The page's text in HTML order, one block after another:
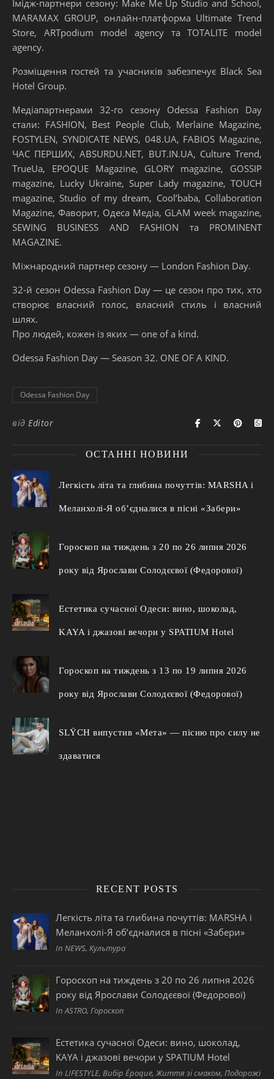
Імідж-партнери сезону: Make Me Up Studio and School,
MARAMAX GROUP, онлайн-платформа Ultimate Trend
Store, ARTpodium model agency та TOTALITE model
agency.
Розміщення гостей та учасників забезпечує Black Sea
Hotel Group.
Медіапартнерами 32-го сезону Odessa Fashion Day
стали: FASHION, Best People Club, Merlaine Magazine,
FOSTYLEN, SYNDICATE NEWS, 048.UA, FABIOS Magazine,
ЧАС ПЕРШИХ, ABSURDU.NET, BUT.IN.UA, Culture Trend,
TrueUa, EPOQUE Magazine, GLORY magazine, GOSSIP
magazine, Lucky Ukraine, Super Lady magazine, TOUCH
magazine, Studio of my dream, Cool’baba, Collaboration
Magazine, Фаворит, Одеса Медіа, GLAM week magazine,
SEWING BUSINESS AND FASHION та PROMINENT
MAGAZINE.
Міжнародний партнер сезону — London Fashion Day.
32-й сезон Odessa Fashion Day — це сезон про тих, хто
створює власний голос, власний стиль і власний
шлях.
Про людей, кожен із яких — one of a kind.
Odessa Fashion Day — Season 32. ONE OF A KIND.
Odessa Fashion Day
від Editor
ОСТАННІ НОВИНИ
Легкість літа та глибина почуттів: MARSHA і
Меланхолі-Я об’єдналися в пісні «Забери»
Гороскоп на тиждень з 20 по 26 липня 2026
року від Ярослави Солодєєвої (Федорової)
Естетика сучасної Одеси: вино, шоколад,
KAYA і джазові вечори у SPATIUM Hotel
Гороскоп на тиждень з 13 по 19 липня 2026
року від Ярослави Солодєєвої (Федорової)
SLŸCH випустив «Мета» — пісню про силу не
здаватися
RECENT POSTS
Легкість літа та глибина почуттів: MARSHA і
Меланхолі-Я об’єдналися в пісні «Забери»
In NEWS, Культура
Гороскоп на тиждень з 20 по 26 липня 2026
року від Ярослави Солодєєвої (Федорової)
In ASTRO, Гороскоп
Естетика сучасної Одеси: вино, шоколад,
KAYA і джазові вечори у SPATIUM Hotel
In LIFESTYLE, Вибір Époque, Життя зі смаком, Подорожі